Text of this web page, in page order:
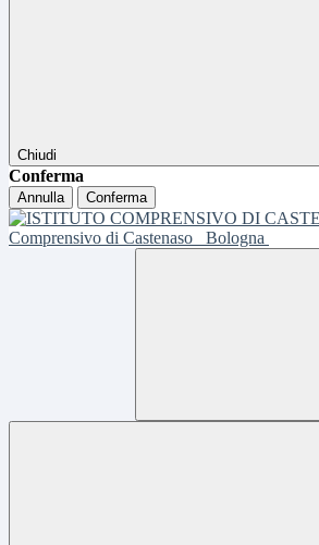
Chiudi
Conferma
Annulla Conferma
Comprensivo di Castenaso
Bologna